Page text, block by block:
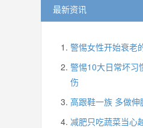
最新资讯
警惕女性开始衰老
警惕10大日常坏习
伤
高跟鞋一族 多做伸
减肥只吃蔬菜当心